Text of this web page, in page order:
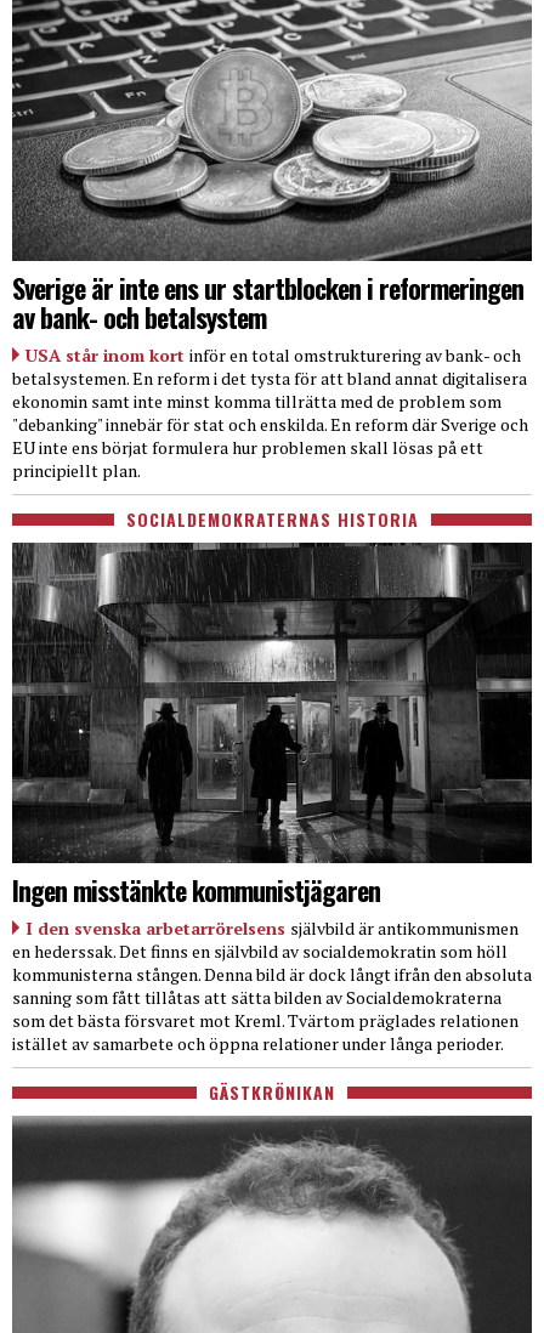
Sverige är inte ens ur startblocken i reformeringen
av bank- och betalsystem
USA står inom kort inför en total omstrukturering av bank- och
betalsystemen. En reform i det tysta för att bland annat digitalisera
ekonomin samt inte minst komma tillrätta med de problem som
"debanking" innebär för stat och enskilda. En reform där Sverige och
EU inte ens börjat formulera hur problemen skall lösas på ett
principiellt plan.
SOCIALDEMOKRATERNAS HISTORIA
Ingen misstänkte kommunistjägaren
I den svenska arbetarrörelsens självbild är antikommunismen
en hederssak. Det finns en självbild av socialdemokratin som höll
kommunisterna stången. Denna bild är dock långt ifrån den absoluta
sanning som fått tillåtas att sätta bilden av Socialdemokraterna
som det bästa försvaret mot Kreml. Tvärtom präglades relationen
istället av samarbete och öppna relationer under långa perioder.
GÄSTKRÖNIKAN